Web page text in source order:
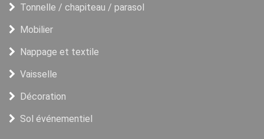
Tonnelle / chapiteau / parasol
Mobilier
Nappage et textile
Vaisselle
Décoration
Sol événementiel